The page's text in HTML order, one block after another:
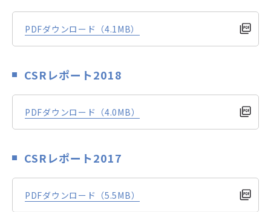
PDFダウンロード（4.1MB）
CSRレポート2018
PDFダウンロード （4.0MB）
CSRレポート2017
PDFダウンロード （5.5MB）